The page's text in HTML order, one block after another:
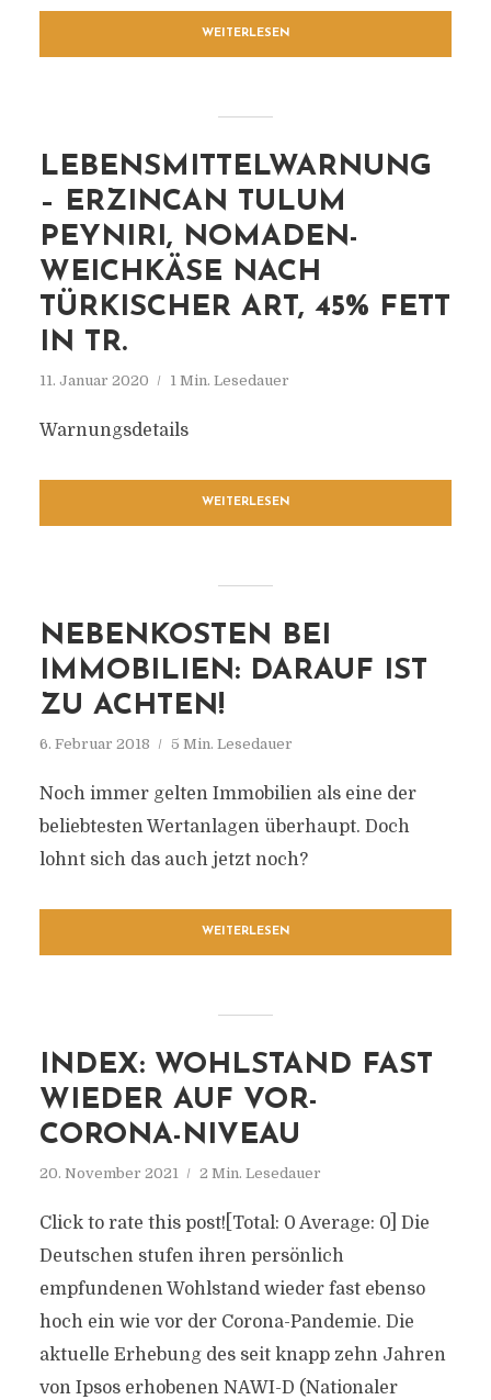
WEITERLESEN
LEBENSMITTELWARNUNG
– ERZINCAN TULUM
PEYNIRI, NOMADEN-
WEICHKÄSE NACH
TÜRKISCHER ART, 45% FETT
IN TR.
11. Januar 2020 1 Min. Lesedauer
Warnungsdetails
WEITERLESEN
NEBENKOSTEN BEI
IMMOBILIEN: DARAUF IST
ZU ACHTEN!
6. Februar 2018 5 Min. Lesedauer
Noch immer gelten Immobilien als eine der
beliebtesten Wertanlagen überhaupt. Doch
lohnt sich das auch jetzt noch?
WEITERLESEN
INDEX: WOHLSTAND FAST
WIEDER AUF VOR-
CORONA-NIVEAU
20. November 2021 2 Min. Lesedauer
Click to rate this post![Total: 0 Average: 0] Die
Deutschen stufen ihren persönlich
empfundenen Wohlstand wieder fast ebenso
hoch ein wie vor der Corona-Pandemie. Die
aktuelle Erhebung des seit knapp zehn Jahren
von Ipsos erhobenen NAWI-D (Nationaler